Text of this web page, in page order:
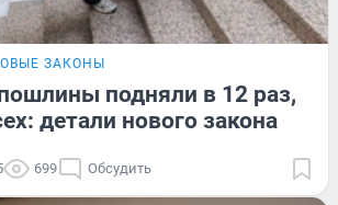
ЗАКОНЫ
подняли в 12 раз,
детали нового закона
699 Обсудить